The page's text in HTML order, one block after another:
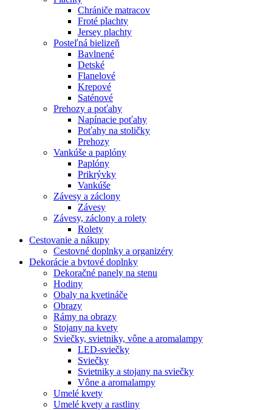
Chrániče matracov
Froté plachty
Jersey plachty
Posteľná bielizeň
Bavlnené
Detské
Flanelové
Krepové
Saténové
Prehozy a poťahy
Napínacie poťahy
Poťahy na stoličky
Prehozy
Vankúše a paplóny
Paplóny
Prikrývky
Vankúše
Závesy a záclony
Závesy
Závesy, záclony a rolety
Rolety
Cestovanie a nákupy
Cestovné doplnky a organizéry
Dekorácie a bytové doplnky
Dekoračné panely na stenu
Hodiny
Obaly na kvetináče
Obrazy
Rámy na obrazy
Stojany na kvety
Sviečky, svietniky, vône a aromalampy
LED-sviečky
Sviečky
Svietniky a stojany na sviečky
Vône a aromalampy
Umelé kvety
Umelé kvety a rastliny